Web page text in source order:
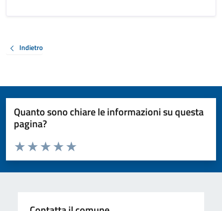
Indietro
Quanto sono chiare le informazioni su questa
pagina?
Valuta da 1 a 5 stelle la pagina
Valuta 5 stelle su 5
Valuta 4 stelle su 5
Valuta 3 stelle su 5
Valuta 2 stelle su 5
Valuta 1 stelle su 5